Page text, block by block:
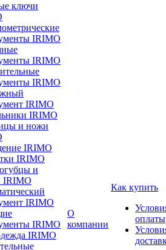
ключи
IRIMO
IRIMO
IRIMO
IRIMO
IRIMO
и ножи
IRIMO
IRIMO
и
IRIMO
IRIMO
IRIMO
IRIMO
О
компании
Как купить
оплаты